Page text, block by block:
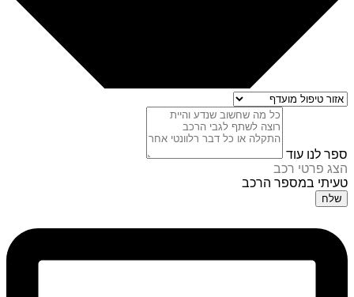
ספר לנו עוד
הצג פרטי רכב
טעיתי במספר הרכב
שלח